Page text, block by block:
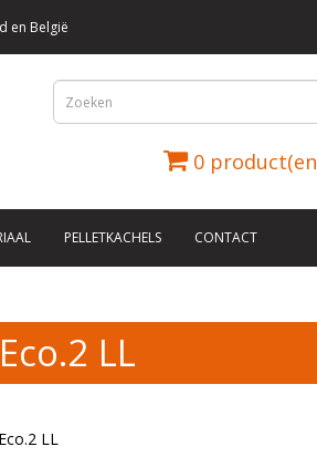
en België
0
PELLETKACHELS CONTACT
LL
LL